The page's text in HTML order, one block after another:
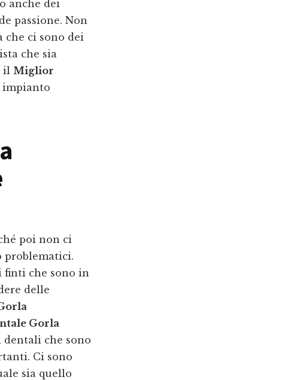
anche dei
passione. Non
che ci sono dei
che sia
il Miglior
impianto
poi non ci
problematici.
finti che sono in
delle
Gorla
che sono
Ci sono
sia quello